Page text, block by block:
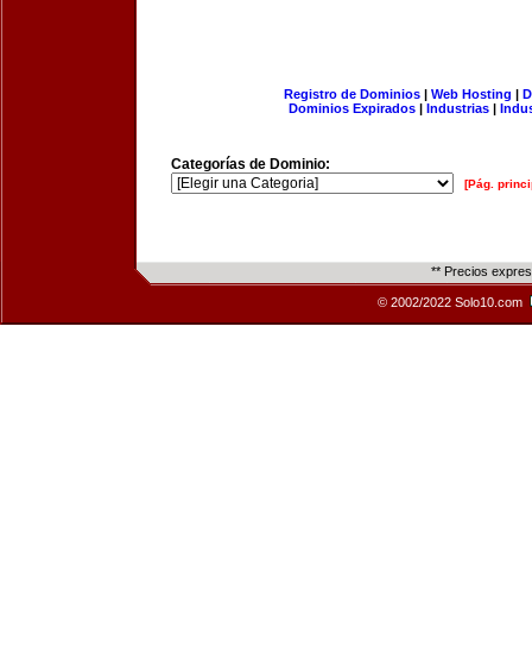
Registro de Dominios| Web Hosting |
Dominios Expirados | Industrias |
Categorías de Dominio:
[Pág.
** Precios
© 2002/2022 Solo10.com